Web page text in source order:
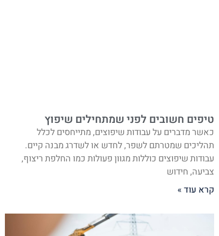
טיפים חשובים לפני שמתחילים שיפוץ
כאשר מדברים על עבודות שיפוצים, מתייחסים לכלל
תהליכים שמטרתם לשפר, לחדש או לשדרג מבנה קיים.
עבודות שיפוצים כוללות מגוון פעולות כמו החלפת ריצוף,
צביעה, חידוש
קרא עוד »